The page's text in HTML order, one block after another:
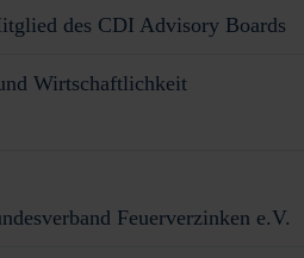
des CDI Advisory Boards
Wirtschaftlichkeit
Feuerverzinken e.V.